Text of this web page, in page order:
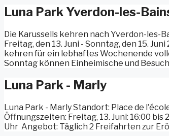
Luna Park Yverdon-les-
Die Karussells kehren nach Yverdon-les-
Freitag, den 13. Juni - Sonntag, den 15.
kehren für ein lebhaftes Wochenende
Sonntag können Einheimische und
Luna Park - Marly
Luna Park - Marly Standort: Place de
Öffnungszeiten: Freitag, 13. Juni: 16:00 bis
Uhr ️ Angebot: Täglich 2 Freifahrten zur